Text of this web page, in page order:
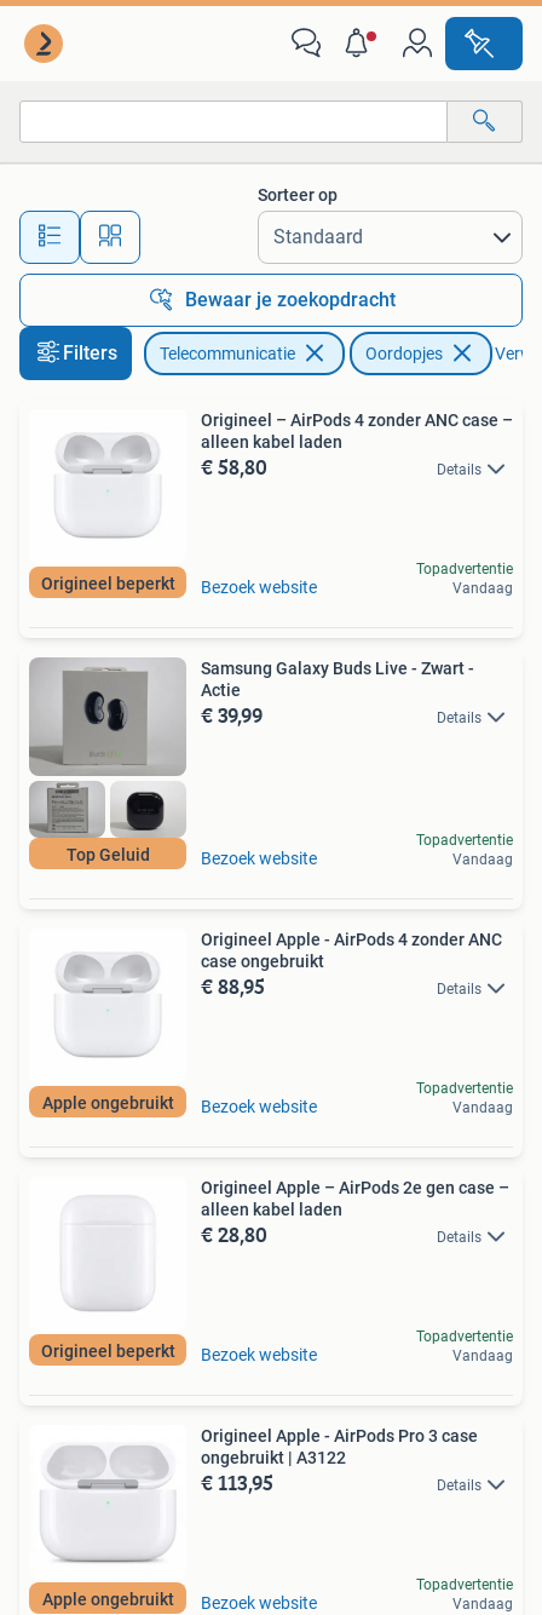
Alle afstanden…
Sorteer op
Bewaar je zoekopdracht
Filters Telecommunicatie Oordopjes
Origineel beperkt
Origineel – AirPods 4 zonder ANC case –
alleen kabel laden
€ 58,80 Details
Bezoek website
Topadvertentie
Vandaag
Top Geluid
Samsung Galaxy Buds Live - Zwart -
Actie
€ 39,99 Details
Bezoek website
Topadvertentie
Vandaag
Apple ongebruikt
Origineel Apple - AirPods 4 zonder ANC
case ongebruikt
€ 88,95 Details
Bezoek website
Topadvertentie
Vandaag
Origineel beperkt
Origineel Apple – AirPods 2e gen case –
alleen kabel laden
€ 28,80 Details
Bezoek website
Topadvertentie
Vandaag
Apple ongebruikt
Origineel Apple - AirPods Pro 3 case
ongebruikt | A3122
€ 113,95 Details
Bezoek website
Topadvertentie
Vandaag